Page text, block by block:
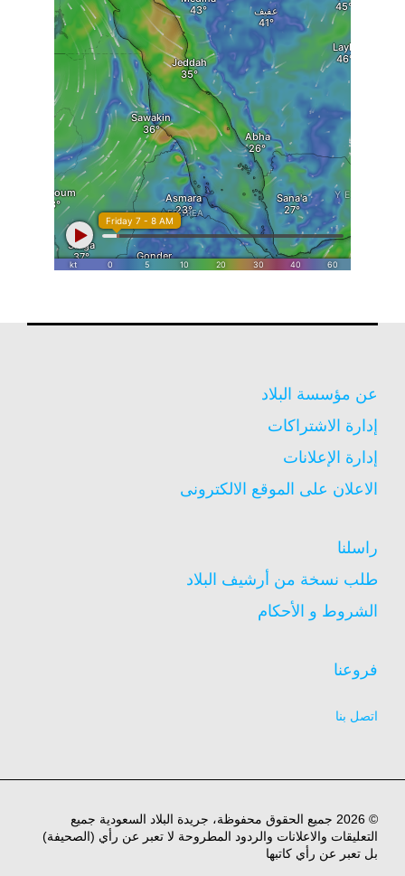
عن مؤسسة البلاد
إدارة الاشتراكات
إدارة الإعلانات
الاعلان على الموقع الالكترونى
راسلنا
طلب نسخة من أرشيف البلاد
الشروط و الأحكام
فروعنا
اتصل بنا
© 2026 جميع الحقوق محفوظة، جريدة البلاد السعودية جميع
التعليقات والاعلانات والردود المطروحة لا تعبر عن رأي (الصحيفة)
بل تعبر عن رأي كاتبها